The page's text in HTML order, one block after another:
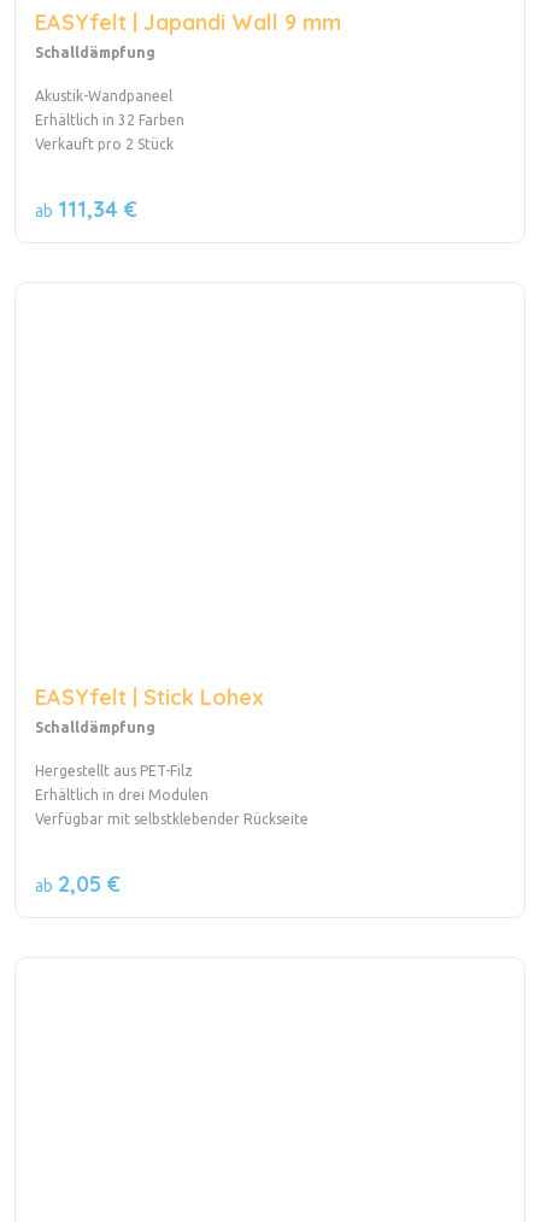
EASYfelt | Japandi Wall 9 mm
Schalldämpfung
Akustik-Wandpaneel
Erhältlich in 32 Farben
Verkauft pro 2 Stück
ab 111,34 €
EASYfelt | Stick Lohex
Schalldämpfung
Hergestellt aus PET-Filz
Erhältlich in drei Modulen
Verfügbar mit selbstklebender Rückseite
ab 2,05 €